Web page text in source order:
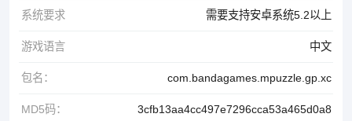
系统要求 需要支持安卓系统5.2以上
游戏语言 中文
包名： com.bandagames.mpuzzle.gp.xc
MD5码： 3cfb13aa4cc497e7296cca53a465d0a8